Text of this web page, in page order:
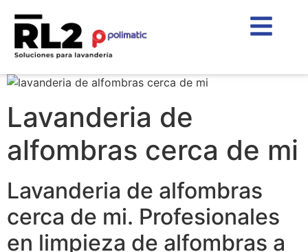
Lavanderia de
alfombras cerca de mi
Lavanderia de alfombras
cerca de mi. Profesionales
en limpieza de alfombras a